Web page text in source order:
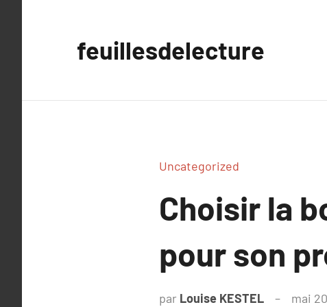
feuillesdelecture
Uncategorized
Choisir la
pour son
par Louise KESTEL mai